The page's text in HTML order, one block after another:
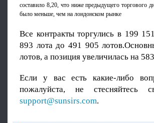
составило 8,20, что ниже предыдущего торгового
было меньше, чем на лондонском рынке
Все контракты торгулись в 199
893 лота до 491 905
лотов, а позиция увеличилась на
Если у вас есть какие-либо
пожалуйста, не стесняйтесь
support@sunsirs.com.